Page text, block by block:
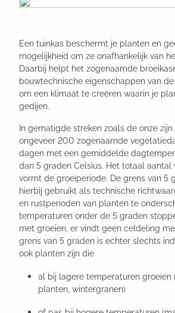
Een tuinkas beschermt je planten en
mogelijkheid om ze onafhankelijk van
Daarbij helpt het zogenaamde
bouwtechnische eigenschappen van
om een klimaat te creëren waarin je
gedijen.
In gematigde streken zoals de onze
ongeveer 200 zogenaamde
dagen met een gemiddelde
dan 5 graden Celsius. Het totaal aantal
vormt de groeiperiode. De grens van 5
hierbij gebruikt als technische
en rustperioden van planten te
temperaturen onder de 5 graden
met groeien, er vindt geen celdeling
grens van 5 graden is echter slechts
ook planten zijn die
al bij lagere temperaturen groeien
planten, wintergranen)